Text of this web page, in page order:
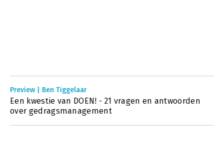
Preview | Ben Tiggelaar
Een kwestie van DOEN! - 21 vragen en antwoorden
over gedragsmanagement